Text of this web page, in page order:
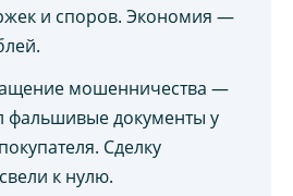
и споров. Экономия —
мошенничества —
фальшивые документы у
Сделку
к нулю.